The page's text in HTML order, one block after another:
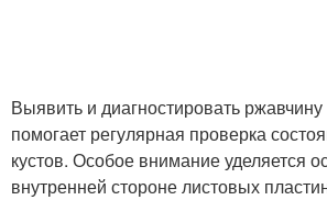
Выявить и диагностировать
помогает регулярная проверка
кустов. Особое внимание уделяется
внутренней стороне листовых